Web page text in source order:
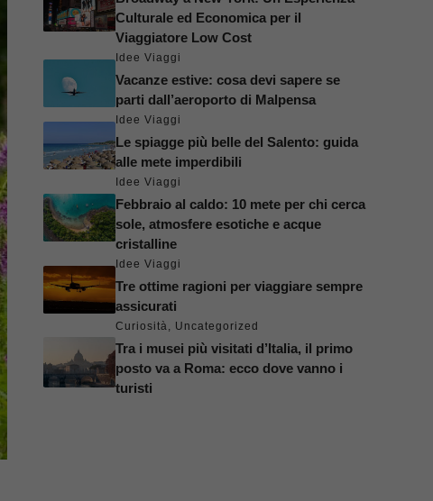
Culturale ed Economica per il
Viaggiatore Low Cost
Idee Viaggi
Vacanze estive: cosa devi sapere se
parti dall’aeroporto di Malpensa
Idee Viaggi
Le spiagge più belle del Salento: guida
alle mete imperdibili
Idee Viaggi
Febbraio al caldo: 10 mete per chi cerca
sole, atmosfere esotiche e acque
cristalline
Idee Viaggi
Tre ottime ragioni per viaggiare sempre
assicurati
Curiosità, Uncategorized
Tra i musei più visitati d’Italia, il primo
posto va a Roma: ecco dove vanno i
turisti